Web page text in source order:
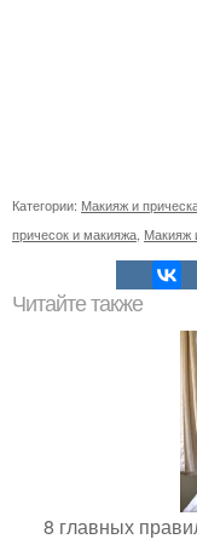
Категории: Макияж и
причесок и макияжа Макияж
Читайте также
8 главных